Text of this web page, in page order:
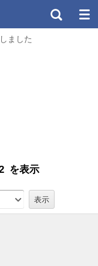
ました
を表示